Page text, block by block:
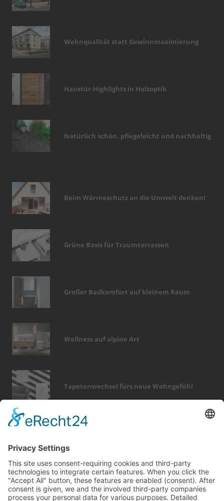
Wohnqualität statt Gewinnmaximierung
Haustür-Highlights in Holzoptik
Natürlich schön, pflegeleicht und nachhaltig
Beim Wärmeschutz an die Umwelt denken!
Grüne Basis für Traumterrassen
Großer Badkomfort auf kleinem Raum
Wellness auf alpine Art
Tapetenwechsel fürs neue Wohngefühl
wärme förderung fliesen
immobilien
renovieren
kamin modernisieren feuer holz